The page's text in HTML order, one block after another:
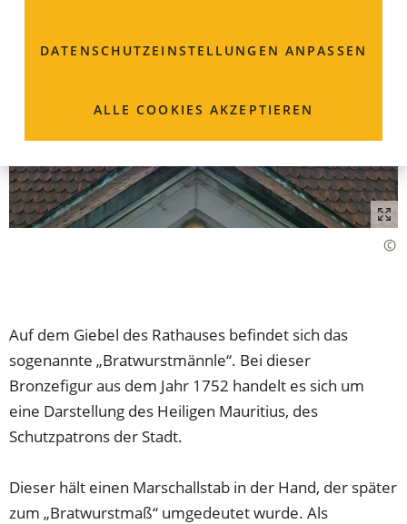
DATENSCHUTZ­EINSTELLUNGEN ANPASSEN
ALLE COOKIES AKZEPTIEREN
Auf dem Giebel des Rathauses befindet sich das
sogenannte „Bratwurstmännle“. Bei dieser
Bronzefigur aus dem Jahr 1752 handelt es sich um
eine Darstellung des Heiligen Mauritius, des
Schutzpatrons der Stadt.
Dieser hält einen Marschallstab in der Hand, der später
zum „Bratwurstmaß“ umgedeutet wurde. Als